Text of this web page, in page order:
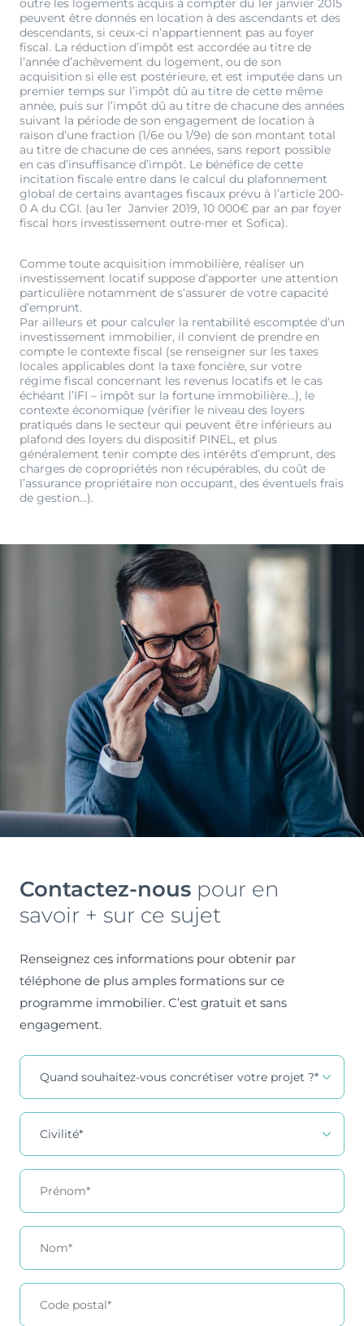
outre les logements acquis à compter du 1er janvier 2015
peuvent être donnés en location à des ascendants et des
descendants, si ceux-ci n’appartiennent pas au foyer
fiscal. La réduction d’impôt est accordée au titre de
l’année d’achèvement du logement, ou de son
acquisition si elle est postérieure, et est imputée dans un
premier temps sur l’impôt dû au titre de cette même
année, puis sur l’impôt dû au titre de chacune des années
suivant la période de son engagement de location à
raison d’une fraction (1/6e ou 1/9e) de son montant total
au titre de chacune de ces années, sans report possible
en cas d’insuffisance d’impôt. Le bénéfice de cette
incitation fiscale entre dans le calcul du plafonnement
global de certains avantages fiscaux prévu à l’article 200-
0 A du CGI. (au 1er Janvier 2019, 10 000€ par an par foyer
fiscal hors investissement outre-mer et Sofica).
Comme toute acquisition immobilière, réaliser un
investissement locatif suppose d’apporter une attention
particulière notamment de s’assurer de votre capacité
d’emprunt.
Par ailleurs et pour calculer la rentabilité escomptée d’un
investissement immobilier, il convient de prendre en
compte le contexte fiscal (se renseigner sur les taxes
locales applicables dont la taxe foncière, sur votre
régime fiscal concernant les revenus locatifs et le cas
échéant l’IFI – impôt sur la fortune immobilière…), le
contexte économique (vérifier le niveau des loyers
pratiqués dans le secteur qui peuvent être inférieurs au
plafond des loyers du dispositif PINEL, et plus
généralement tenir compte des intérêts d’emprunt, des
charges de copropriétés non récupérables, du coût de
l’assurance propriétaire non occupant, des éventuels frais
de gestion…).
Contactez-nous pour en
savoir + sur ce sujet
Renseignez ces informations pour obtenir par
téléphone de plus amples formations sur ce
programme immobilier. C’est gratuit et sans
engagement.
Contact